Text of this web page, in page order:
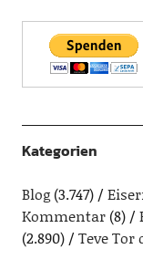
Kategorien
Blog(3.747)
Kommentar(8)
(2.890)
Teve Tor